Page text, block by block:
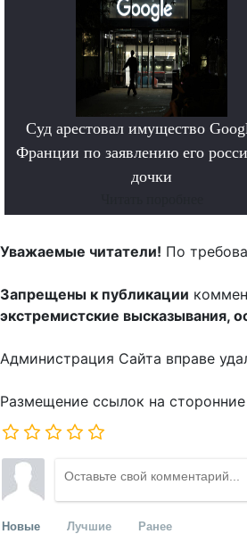
Суд арестовал имущество
Франции по заявлению его
дочки
Уважаемые читатели! По
Запрещены к публикации
экстремистские высказывания,
Администрация Сайта вправе
Размещение ссылок на
Новые Лучшие Ранее